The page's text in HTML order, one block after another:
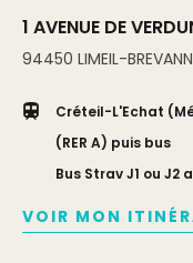
1 AVENUE DE
94450 LIMEIL-
Créteil-L'Echat
(RER A) puis bus
Bus Strav J1 ou J2
VOIR MON